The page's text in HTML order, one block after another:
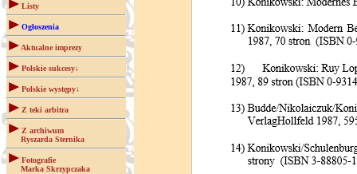
Listy
Ogłoszenia
Aktualne imprezy
Polskie sukcesy↓
Polskie występy↓
Z teki arbitra
Z archiwum
Ryszarda Sternika
Fotografie
Marka Skrzypczaka